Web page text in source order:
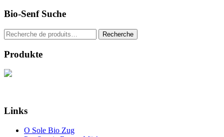
Bio-Senf Suche
Recherche
pour :
Recherche
Produkte
Links
O Sole Bio Zug